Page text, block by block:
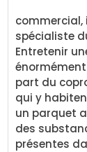
commercial,
spécialiste
Entretenir
part du
qui y
un parquet
des
présentes